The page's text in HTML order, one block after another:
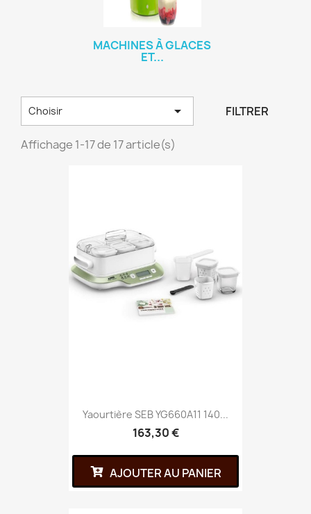
MACHINES À GLACES
ET...
Choisir  FILTRER
Affichage 1-17 de 17 article(s)
Yaourtière SEB YG660A11 140...
163,30 €
AJOUTER AU PANIER